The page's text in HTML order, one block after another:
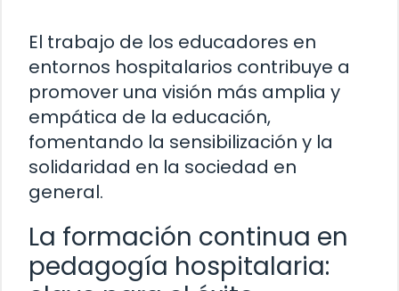
El trabajo de los educadores en
entornos hospitalarios contribuye a
promover una visión más amplia y
empática de la educación,
fomentando la sensibilización y la
solidaridad en la sociedad en
general.
La formación continua en
pedagogía hospitalaria: